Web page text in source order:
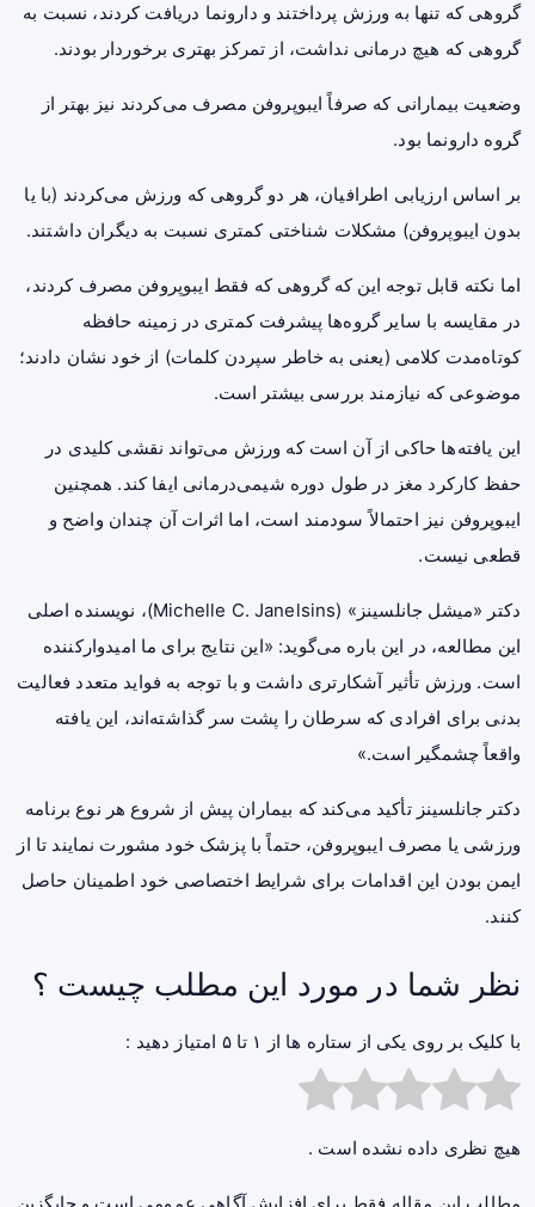
گروهی که تنها به ورزش پرداختند و دارونما دریافت کردند، نسبت به
گروهی که هیچ درمانی نداشت، از تمرکز بهتری برخوردار بودند.
وضعیت بیمارانی که صرفاً ایبوپروفن مصرف می‌کردند نیز بهتر از
گروه دارونما بود.
بر اساس ارزیابی اطرافیان، هر دو گروهی که ورزش می‌کردند (با یا
بدون ایبوپروفن) مشکلات شناختی کمتری نسبت به دیگران داشتند.
اما نکته قابل توجه این که گروهی که فقط ایبوپروفن مصرف کردند،
در مقایسه با سایر گروه‌ها پیشرفت کمتری در زمینه حافظه
کوتاه‌مدت کلامی (یعنی به خاطر سپردن کلمات) از خود نشان دادند؛
موضوعی که نیازمند بررسی بیشتر است.
این یافته‌ها حاکی از آن است که ورزش می‌تواند نقشی کلیدی در
حفظ کارکرد مغز در طول دوره شیمی‌درمانی ایفا کند. همچنین
ایبوپروفن نیز احتمالاً سودمند است، اما اثرات آن چندان واضح و
قطعی نیست.
دکتر «میشل جانلسینز» (Michelle C. Janelsins)، نویسنده اصلی
این مطالعه، در این باره می‌گوید: «این نتایج برای ما امیدوارکننده
است. ورزش تأثیر آشکارتری داشت و با توجه به فواید متعدد فعالیت
بدنی برای افرادی که سرطان را پشت سر گذاشته‌اند، این یافته
واقعاً چشمگیر است.»
دکتر جانلسینز تأکید می‌کند که بیماران پیش از شروع هر نوع برنامه
ورزشی یا مصرف ایبوپروفن، حتماً با پزشک خود مشورت نمایند تا از
ایمن بودن این اقدامات برای شرایط اختصاصی خود اطمینان حاصل
کنند.
نظر شما در مورد این مطلب چیست ؟
با کلیک بر روی یکی از ستاره ها از ۱ تا ۵ امتیاز دهید :
هیچ نظری داده نشده است .